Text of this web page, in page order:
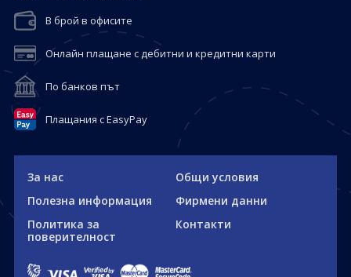
В брой в офисите
Онлайн плащане с дебитни и кредитни карти
По банков път
Плащания с EasyPay
За нас
Общи условия
Полезна информация
Фирмени данни
Политика за
поверителност
Контакти